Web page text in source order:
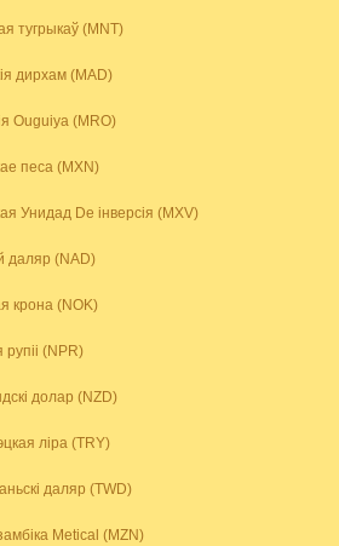
тугрыкаў (MNT)
дирхам (MAD)
Ouguiya (MRO)
песа (MXN)
Унидад De інверсія (MXV)
даляр (NAD)
крона (NOK)
рупіі (NPR)
долар (NZD)
ліра (TRY)
даляр (TWD)
Metical (MZN)